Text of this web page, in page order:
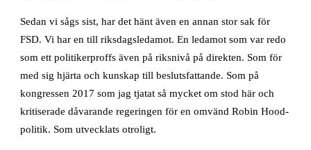
Sedan vi sågs sist, har det hänt även en annan stor sak för
FSD. Vi har en till riksdagsledamot. En ledamot som var redo
som ett politikerproffs även på riksnivå på direkten. Som för
med sig hjärta och kunskap till beslutsfattande. Som på
kongressen 2017 som jag tjatat så mycket om stod här och
kritiserade dåvarande regeringen för en omvänd Robin Hood-
politik. Som utvecklats otroligt.